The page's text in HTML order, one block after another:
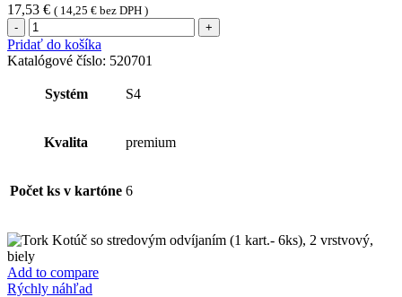
17,53 € ( 14,25 € bez DPH )
množstvo
Tork
penové
mydlo
citlivú
(1ks)
Pridať do košíka
Katalógové číslo: 520701
Systém S4
Kvalita premium
Počet ks v kartóne 6
Add to compare
Rýchly náhľad